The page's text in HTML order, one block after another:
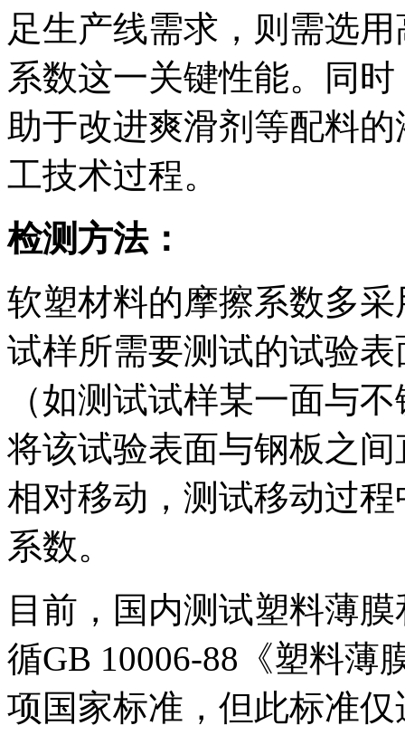
足生产线需求，则需选
系数这一关键性能。同
助于改进爽滑剂等配料
工技术过程。
检测方法：
软塑材料的摩擦系数多
试样所需要测试的试验
（如测试试样某一面与
将该试验表面与钢板之
相对移动，测试移动过
系数。
目前，国内测试塑料薄
循GB 10006-88《塑料薄
项国家标准，但此标准